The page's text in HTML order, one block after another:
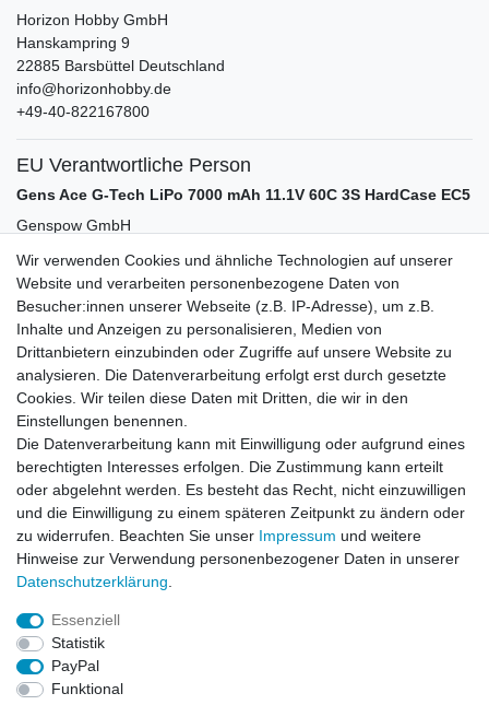
Horizon Hobby GmbH
Hanskampring 9
22885 Barsbüttel Deutschland
info@horizonhobby.de
+49-40-822167800
EU Verantwortliche Person
Gens Ace G-Tech LiPo 7000 mAh 11.1V 60C 3S HardCase EC5
Genspow GmbH
41352 Korschenbroich Deutschland
Zubehör
-8%
Gens Ace Lader iMars S100 G-Tech 10Amp.
100W 2-6S AC 100-240V
54,99 € *
In den Warenkorb
*inkl. ges. MwSt.zzgl.Versandkosten
Impressum
Wir verwenden Cookies und ähnliche Technologien auf unserer
Website und verarbeiten personenbezogene Daten von
Besucher:innen unserer Webseite (z.B. IP-Adresse), um z.B.
Inhalte und Anzeigen zu personalisieren, Medien von
Drittanbietern einzubinden oder Zugriffe auf unsere Website zu
analysieren. Die Datenverarbeitung erfolgt erst durch gesetzte
Cookies. Wir teilen diese Daten mit Dritten, die wir in den
Einstellungen benennen.
Die Datenverarbeitung kann mit Einwilligung oder aufgrund eines
berechtigten Interesses erfolgen. Die Zustimmung kann erteilt
oder abgelehnt werden. Es besteht das Recht, nicht einzuwilligen
und die Einwilligung zu einem späteren Zeitpunkt zu ändern oder
zu widerrufen. Beachten Sie unser Impressum und weitere
Hinweise zur Verwendung personenbezogener Daten in unserer
Daten­schutz­erklärung
Essenziell
Statistik
PayPal
Funktional